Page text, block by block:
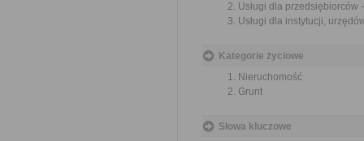
Usługi dla
Usługi dla instytucji,
Kategorie życiowe
Nieruchomość
Grunt
Słowa kluczowe